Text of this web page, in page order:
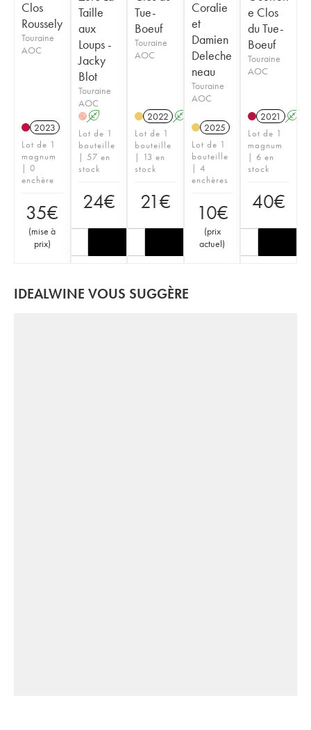
Clos
Roussely
Touraine
AOC
2023
Lot de 1
magnum
| 0
enchère
35€
(mise à
prix)
Taille
aux
Loups -
Jacky
Blot
Touraine
AOC
HA
Lot de 1
bouteille
| 57 en
stock
24€
Tue-
Boeuf
Touraine
AOC
2022 A
Lot de 1
bouteille
| 13 en
stock
21€
Coralie
et
Damien
Deleche
neau
Touraine
AOC
2025
Lot de 1
bouteille
| 4
enchères
10€
(prix
actuel)
e Clos
du Tue-
Boeuf
Touraine
AOC
2021 A
Lot de 1
magnum
| 6 en
stock
40€
IDEALWINE VOUS SUGGÈRE